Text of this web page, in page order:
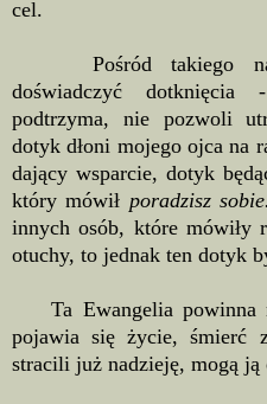
cel.
Pośród takiego
doświadczyć
podtrzyma, nie pozwoli
dotyk dłoni mojego ojca na
dający wsparcie, dotyk
który mówił poradzisz
innych osób, które mówiły
otuchy, to jednak ten dotyk
Ta Ewangelia powinna
pojawia się życie, śmierć
stracili już nadzieję, mogą ją